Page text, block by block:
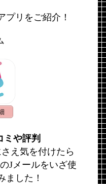
プリをご紹介！
ミや評判
え気を付けたら
Jメールをいざ使
ました！